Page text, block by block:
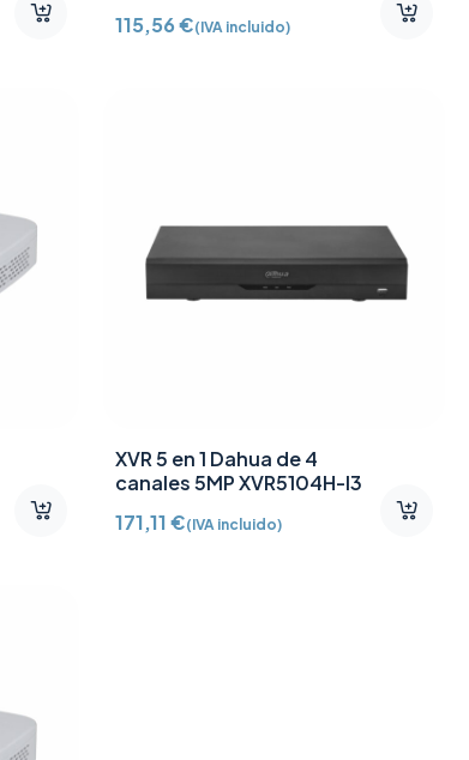
115,56€(IVA incluido)
XVR 5 en 1 Dahua de 4
canales 5MP XVR5104H-I3
171,11€(IVA incluido)